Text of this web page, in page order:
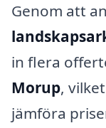
Genom att
in flera
Morup,
jämföra